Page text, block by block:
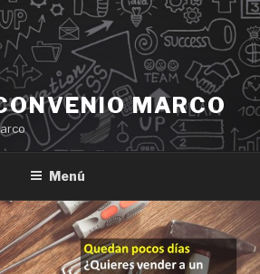
MARCO
Menú